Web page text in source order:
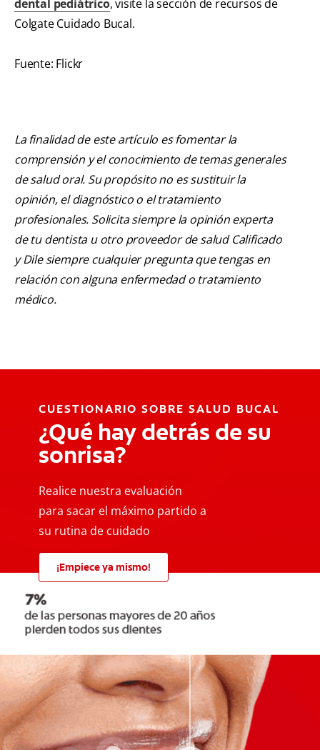
dental pediátrico, visite la sección de recursos de
Colgate Cuidado Bucal.
Fuente: Flickr
La finalidad de este artículo es fomentar la
comprensión y el conocimiento de temas generales
de salud oral. Su propósito no es sustituir la
opinión, el diagnóstico o el tratamiento
profesionales. Solicita siempre la opinión experta
de tu dentista u otro proveedor de salud Calificado
y Dile siempre cualquier pregunta que tengas en
relación con alguna enfermedad o tratamiento
médico.
CUESTIONARIO SOBRE SALUD BUCAL
¿Qué hay detrás de su
sonrisa?
Realice nuestra evaluación
para sacar el máximo partido a
su rutina de cuidado
¡Empiece ya mismo!